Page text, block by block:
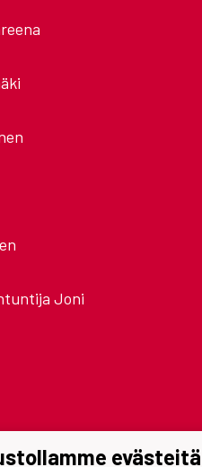
Joni
evästeitä